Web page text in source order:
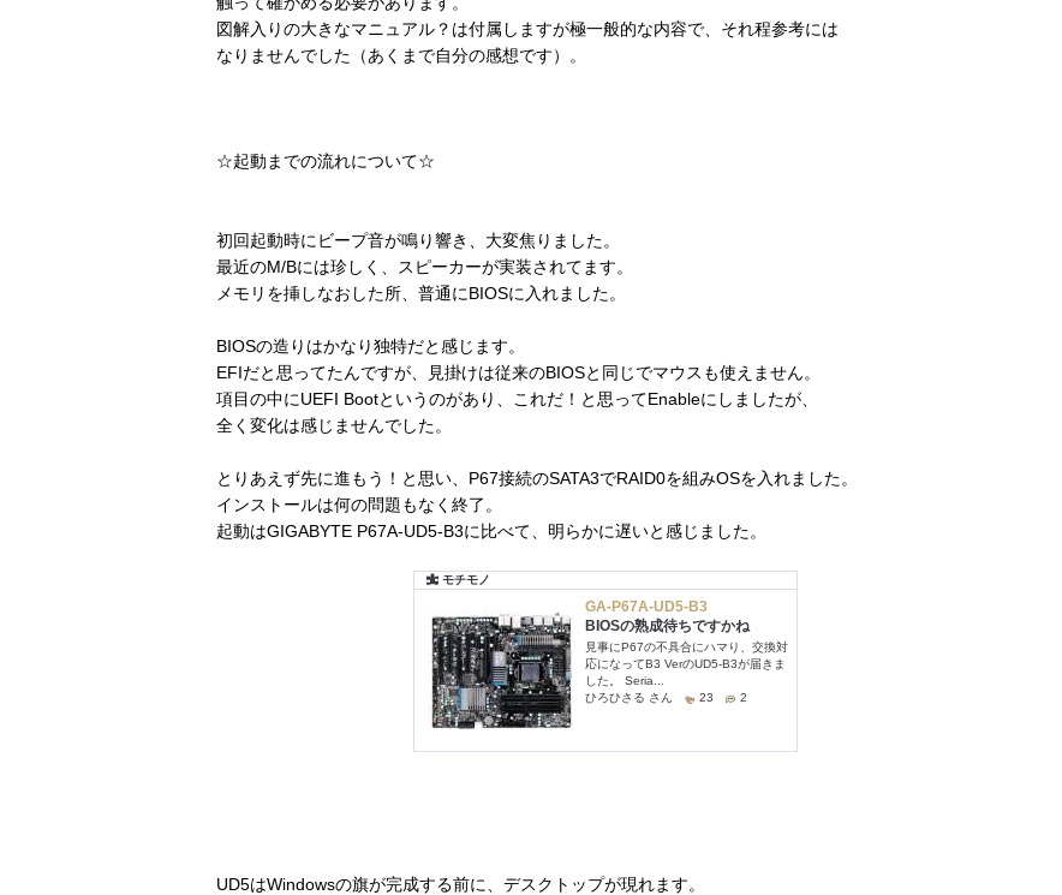
図解入りの大きなマニュアル？は付属しますが極一般的な内容で、それ程参考には
なりませんでした（あくまで自分の感想です）。
☆起動までの流れについて☆
初回起動時にビープ音が鳴り響き、大変焦りました。
最近のM/Bには珍しく、スピーカーが実装されてます。
メモリを挿しなおした所、普通にBIOSに入れました。
BIOSの造りはかなり独特だと感じます。
EFIだと思ってたんですが、見掛けは従来のBIOSと同じでマウスも使えません。
項目の中にUEFI Bootというのがあり、これだ！と思ってEnableにしましたが、
全く変化は感じませんでした。
とりあえず先に進もう！と思い、P67接続のSATA3でRAID0を組みOSを入れました。
インストールは何の問題もなく終了。
起動はGIGABYTE P67A-UD5-B3に比べて、明らかに遅いと感じました。
UD5はWindowsの旗が完成する前に、デスクトップが現れます。